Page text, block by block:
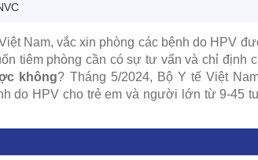
Nam, vắc xin phòng các bệnh do HPV
tiêm phòng cần có sự tư vấn và chỉ định
không? Tháng 5/2024, Bộ Y tế Việt
do HPV cho trẻ em và người lớn từ 9-45